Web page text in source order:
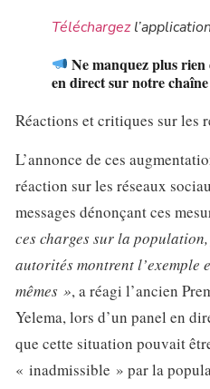
Téléchargez
Ne manquez plus
en direct sur notre chaîne
Réactions et critiques sur les
L’annonce de ces
réaction sur les réseaux
messages dénonçant ces
ces charges sur la
autorités montrent l’exemple
mêmes », a réagi l’ancien
Yelema, lors d’un panel en
que cette situation pouvait
« inadmissible » par la